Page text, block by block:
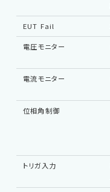
EUT Fail
電圧モニター
電流モニター
位相角制御
トリガ入力